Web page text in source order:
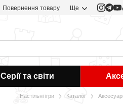
Повернення товару Ще
Серії та світи
Настільні ігри Каталог